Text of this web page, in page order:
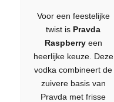
Voor een feestelijke
twist is Pravda
Raspberryeen
heerlijke keuze. Deze
vodka combineert de
zuivere basis van
Pravda met frisse